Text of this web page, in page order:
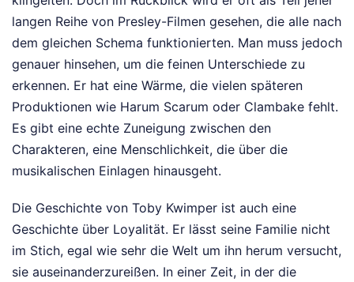
langen Reihe von Presley-Filmen gesehen, die alle nach
dem gleichen Schema funktionierten. Man muss jedoch
genauer hinsehen, um die feinen Unterschiede zu
erkennen. Er hat eine Wärme, die vielen späteren
Produktionen wie Harum Scarum oder Clambake fehlt.
Es gibt eine echte Zuneigung zwischen den
Charakteren, eine Menschlichkeit, die über die
musikalischen Einlagen hinausgeht.
Die Geschichte von Toby Kwimper ist auch eine
Geschichte über Loyalität. Er lässt seine Familie nicht
im Stich, egal wie sehr die Welt um ihn herum versucht,
sie auseinanderzureißen. In einer Zeit, in der die